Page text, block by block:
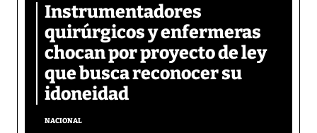
Instrumentadores
quirúrgicos y enfermeras
chocan por proyecto de ley
que busca reconocer su
idoneidad
NACIONAL